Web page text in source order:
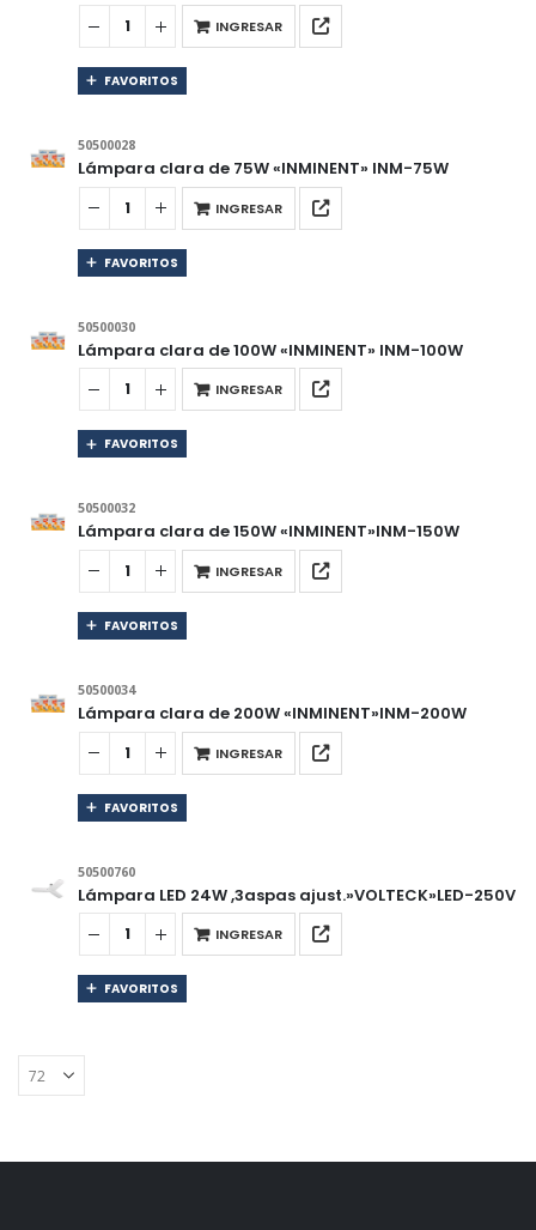
INGRESAR
FAVORITOS
50500028
Lámpara clara de 75W «INMINENT» INM-75W
INGRESAR
FAVORITOS
50500030
Lámpara clara de 100W «INMINENT» INM-100W
INGRESAR
FAVORITOS
50500032
Lámpara clara de 150W «INMINENT»INM-150W
INGRESAR
FAVORITOS
50500034
Lámpara clara de 200W «INMINENT»INM-200W
INGRESAR
FAVORITOS
50500760
Lámpara LED 24W ,3aspas ajust.»VOLTECK»LED-250V
INGRESAR
FAVORITOS